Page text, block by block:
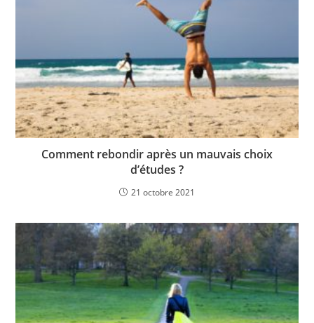
Comment rebondir après un mauvais choix
d’études ?
21 octobre 2021